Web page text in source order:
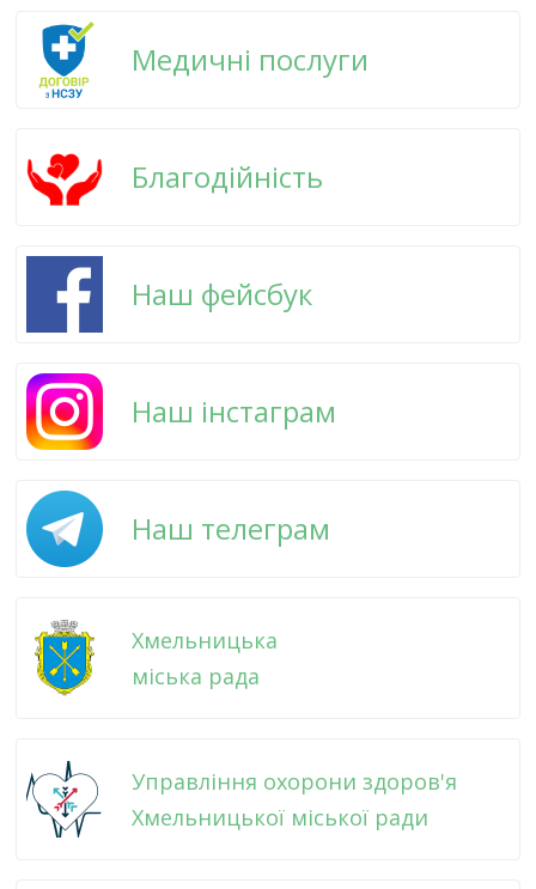
Медичні послуги
Благодійність
Наш фейсбук
Наш інстаграм
Наш телеграм
Хмельницька
міська рада
Управління охорони здоров'я
Хмельницької міської ради